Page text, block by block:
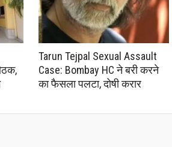
Tarun Tejpal Sexual Assault
Case: Bombay HC ने बरी करने
का फैसला पलटा, दोषी करार